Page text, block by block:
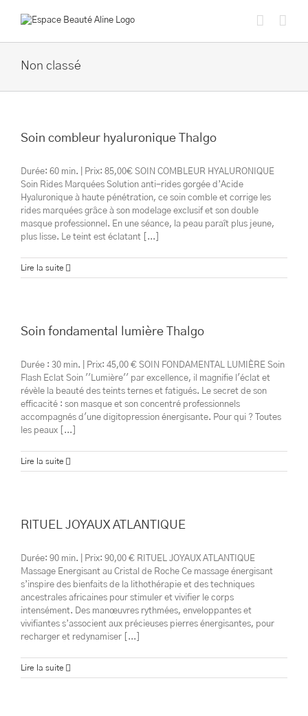
Non classé
Soin combleur hyaluronique Thalgo
Durée: 60 min. | Prix: 85,00€ SOIN COMBLEUR HYALURONIQUE
Soin Rides Marquées Solution anti-rides gorgée d’Acide
Hyaluronique à haute pénétration, ce soin comble et corrige les
rides marquées grâce à son modelage exclusif et son double
masque professionnel. En une séance, la peau paraît plus jeune,
plus lisse. Le teint est éclatant [...]
Lire la suite
Soin fondamental lumière Thalgo
Durée : 30 min. | Prix: 45,00 € SOIN FONDAMENTAL LUMIÈRE Soin
Flash Eclat Soin ''Lumière'' par excellence, il magnifie l'éclat et
révèle la beauté des teints ternes et fatigués. Le secret de son
efficacité : son masque et son concentré professionnels
accompagnés d'une digitopression énergisante. Pour qui ? Toutes
les peaux [...]
Lire la suite
RITUEL JOYAUX ATLANTIQUE
Durée: 90 min. | Prix: 90,00 € RITUEL JOYAUX ATLANTIQUE
Massage Energisant au Cristal de Roche Ce massage énergisant
s’inspire des bienfaits de la lithothérapie et des techniques
ancestrales africaines pour stimuler et vivifier le corps
intensément. Des manœuvres rythmées, enveloppantes et
vivifiantes s’associent aux précieuses pierres énergisantes, pour
recharger et redynamiser [...]
Lire la suite